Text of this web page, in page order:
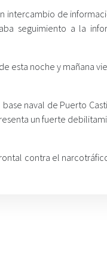
intercambio de
seguimiento a la
esta noche y mañana
naval de Puerto
un fuerte
contra el